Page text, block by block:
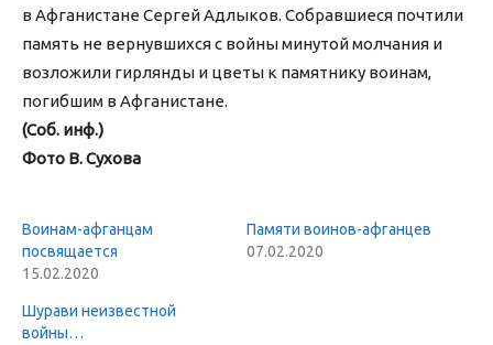
в Афганистане Сергей Адлыков. Собравшиеся почтили
память не вернувшихся с войны минутой молчания и
возложили гирлянды и цветы к памятнику воинам,
погибшим в Афганистане.
(Соб. инф.)
Фото В. Сухова
Воинам-афганцам
посвящается
15.02.2020
Памяти воинов-афганцев
07.02.2020
Шурави неизвестной
войны…